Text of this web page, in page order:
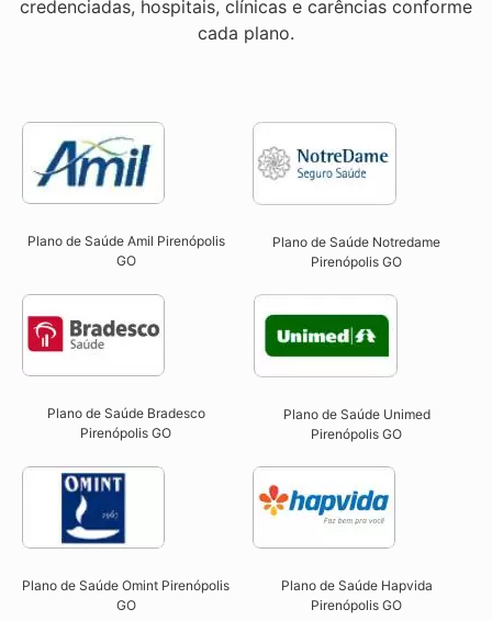
credenciadas, hospitais, clínicas e carências conforme
cada plano.
Plano de Saúde Amil Pirenópolis
GO
Plano de Saúde Notredame
Pirenópolis GO​
Plano de Saúde Bradesco
Pirenópolis GO
Plano de Saúde Unimed
Pirenópolis GO
Plano de Saúde Omint Pirenópolis
GO​
Plano de Saúde Hapvida
Pirenópolis GO​